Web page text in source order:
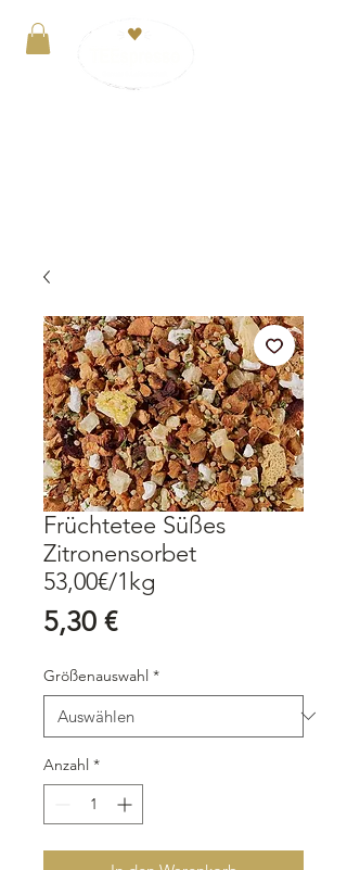
Früchtetee Süßes
Zitronensorbet
53,00€/1kg
5,30 €Preis
Größenauswahl *
Anzahl *